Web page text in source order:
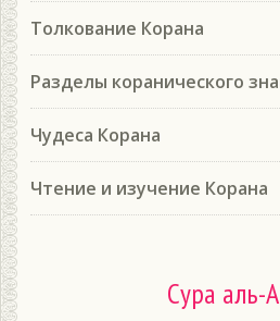
Толкование Корана
Разделы коранического
Чудеса Корана
Чтение и изучение Корана
Сура аль-